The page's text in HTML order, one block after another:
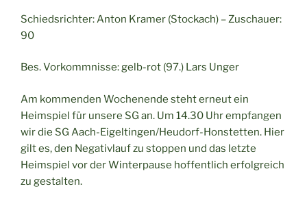
Schiedsrichter: Anton Kramer (Stockach) – Zuschauer:
90
Bes. Vorkommnisse: gelb-rot (97.) Lars Unger
Am kommenden Wochenende steht erneut ein
Heimspiel für unsere SG an. Um 14.30 Uhr empfangen
wir die SG Aach-Eigeltingen/Heudorf-Honstetten. Hier
gilt es, den Negativlauf zu stoppen und das letzte
Heimspiel vor der Winterpause hoffentlich erfolgreich
zu gestalten.